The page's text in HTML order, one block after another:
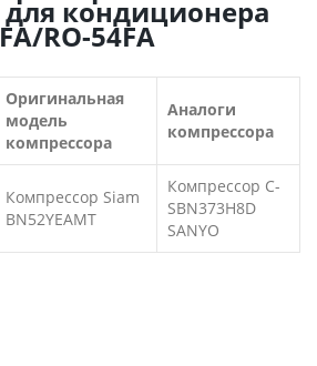
для кондиционера
RO-54FA
Оригинальная
модель
компрессора
Аналоги
компрессора
Компрессор Siam
BN52YEAMT
Компрессор C-
SBN373H8D
SANYO